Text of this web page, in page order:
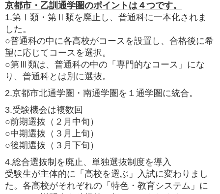
京都市・乙訓通学圏のポイントは４つです。
1.第Ⅰ類・第Ⅱ類を廃止し、普通科に一本化されま
した。
○普通科の中に各高校がコースを設置し、合格後に希
望に応じてコースを選択。
○第Ⅲ類は、普通科の中の「専門的なコース」にな
り、普通科とは別に選抜。
2.京都市北通学圏・南通学圏を１通学圏に統合。
3.受験機会は複数回
○前期選抜（２月中旬）
○中期選抜（３月上旬）
○後期選抜（３月下旬）
4.総合選抜制を廃止、単独選抜制度を導入
受験生が主体的に「高校を選ぶ」入試に変わりまし
た。各高校がそれぞれの「特色・教育システム」に